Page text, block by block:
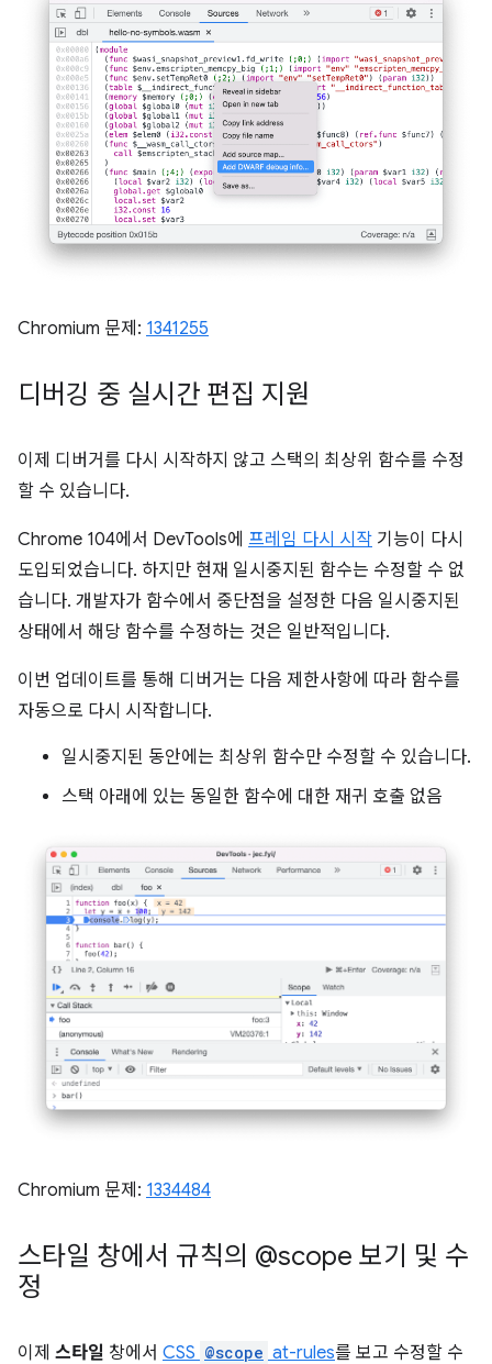
Chromium 문제: 1341255
디버깅 중 실시간 편집 지원
이제 디버거를 다시 시작하지 않고 스택의 최상위 함수를 수정
할 수 있습니다.
Chrome 104에서 DevTools에 프레임 다시 시작 기능이 다시
도입되었습니다. 하지만 현재 일시중지된 함수는 수정할 수 없
습니다. 개발자가 함수에서 중단점을 설정한 다음 일시중지된
상태에서 해당 함수를 수정하는 것은 일반적입니다.
이번 업데이트를 통해 디버거는 다음 제한사항에 따라 함수를
자동으로 다시 시작합니다.
일시중지된 동안에는 최상위 함수만 수정할 수 있습니다.
스택 아래에 있는 동일한 함수에 대한 재귀 호출 없음
Chromium 문제: 1334484
스타일 창에서 규칙의 @scope 보기 및 수
정
이제 스타일 창에서 CSS @scope at-rules를 보고 수정할 수